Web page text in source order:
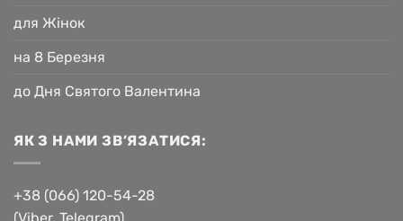
для Жінок
на 8 Березня
до Дня Святого Валентина
ЯК З НАМИ ЗВ’ЯЗАТИСЯ:
+38 (066) 120-54-28